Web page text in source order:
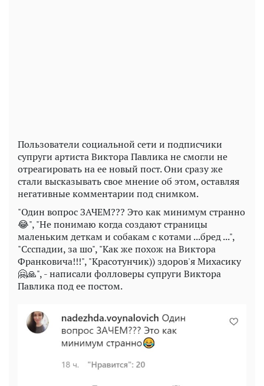
Пользователи социальной сети и подписчики
супруги артиста Виктора Павлика не смогли не
отреагировать на ее новый пост. Они сразу же
стали высказывать свое мнение об этом, оставляя
негативные комментарии под снимком.
"Один вопрос ЗАЧЕМ??? Это как минимум странно
😂", "Не понимаю когда создают страницы
маленьким деткам и собакам с котами ...бред ...",
"Ссспадии, за шо", "Как же похож на Виктора
Франковича!!!", "Красотунчик)) здоров'я Михасику
🤗🙏", - написали фолловеры супруги Виктора
Павлика под ее постом.